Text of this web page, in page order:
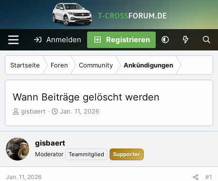
Anmelden Registrieren
Startseite Foren Community Ankündigungen
Wann Beiträge gelöscht werden
E
t
e
l
l
e
gisbaert
E
e
l
l
Jan. 11, 2026
gisbaert
Moderator Teammitglied Supporter
Jan. 11, 2026 #1